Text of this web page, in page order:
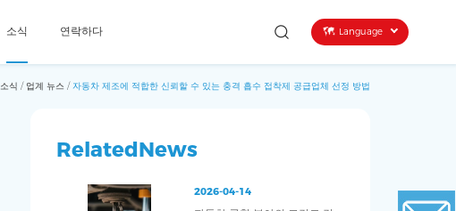
소식 연락하다 Language
소식 / 업계 뉴스 /자동차 제조에 적합한 신뢰할 수 있는 충격 흡수 접착제 공급업체 선정 방법
RelatedNews
2026-04-14